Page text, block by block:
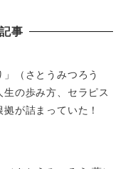
事
」（さとうみつろう
の歩み方、セラピス
が詰まっていた！